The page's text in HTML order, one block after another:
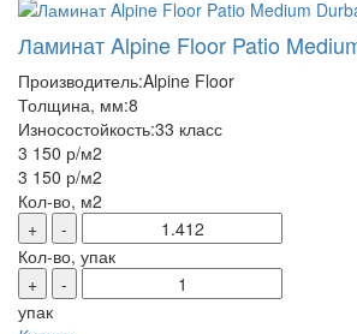
Ламинат Alpine Floor Patio
Производитель:Alpine Floor
Толщина, мм:8
Износостойкость:33 класс
3 150 р/м2
3 150 р/м2
Кол-во, м2
+
-
Кол-во, упак
+
-
упак